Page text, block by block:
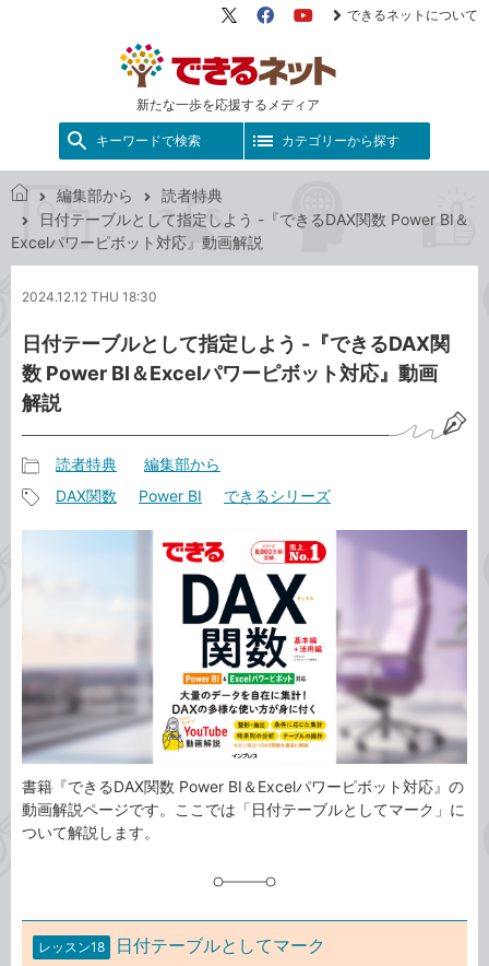
新たな一歩を応援するメディア
X（旧
FacebookYouTube
できるネットについて
キーワードで検索 カテゴリーから探す
で
き
ッ
編集部から
読者特典
日付テーブルとして指定しよう -『できるDAX関数 Power BI＆
Excelパワーピボット対応』動画解説
2024.12.12 THU 18:30
日付テーブルとして指定しよう -『できるDAX関
数 Power BI＆Excelパワーピボット対応』動画
解説
事
カ
読者特典 編集部から
DAX関数 Power BI できるシリーズ
書籍『できるDAX関数 Power BI＆Excelパワーピボット対応』の
動画解説ページです。ここでは「日付テーブルとしてマーク」に
ついて解説します。
レッスン18 日付テーブルとしてマーク